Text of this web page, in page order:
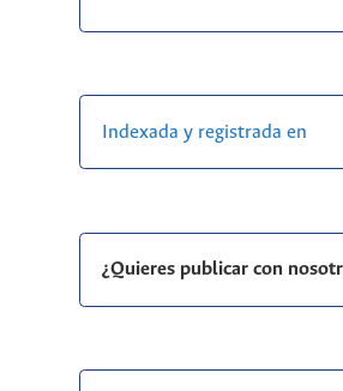
Indexada y registrada en
¿Quieres publicar con